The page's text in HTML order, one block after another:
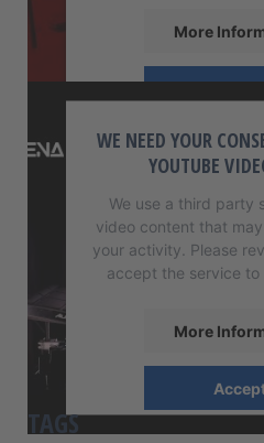
More
WE NEED YOUR
YOUTUBE
We use a third party
video content that
your activity. Please
accept the service to
More
TAGS